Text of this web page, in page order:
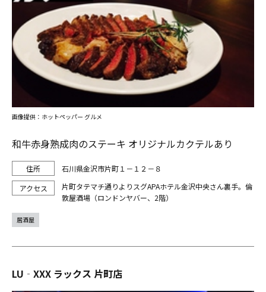
和牛赤身熟成肉のステーキ オリジナルカクテルあり
石川県金沢市片町１－１２－８
片町タテマチ通りよりスグAPAホテル金沢中央さん裏手。倫
敦屋酒場（ロンドンヤバー、2階）
画像提供：ホットペッパー グルメ
居酒屋
LU‐XXX ラックス 片町店